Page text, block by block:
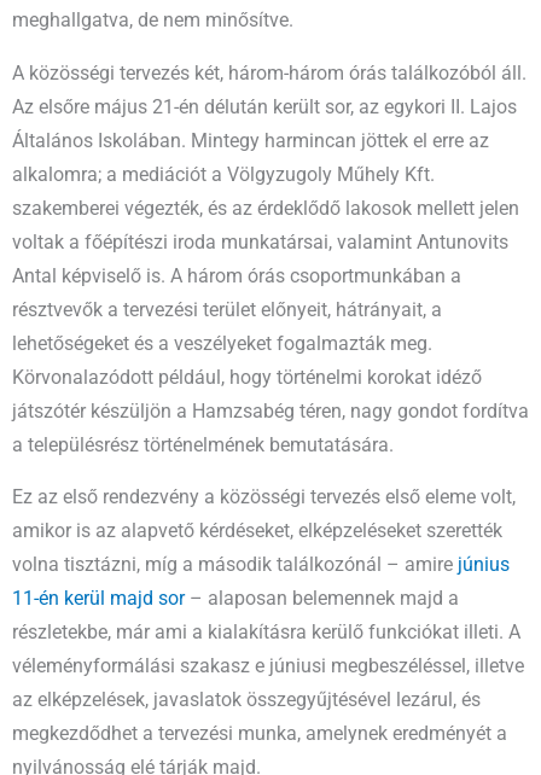
meghallgatva, de nem minősítve.
A közösségi tervezés két, három-három órás találkozóból áll.
Az elsőre május 21-én délután került sor, az egykori II. Lajos
Általános Iskolában. Mintegy harmincan jöttek el erre az
alkalomra; a mediációt a Völgyzugoly Műhely Kft.
szakemberei végezték, és az érdeklődő lakosok mellett jelen
voltak a főépítészi iroda munkatársai, valamint Antunovits
Antal képviselő is. A három órás csoportmunkában a
résztvevők a tervezési terület előnyeit, hátrányait, a
lehetőségeket és a veszélyeket fogalmazták meg.
Körvonalazódott például, hogy történelmi korokat idéző
játszótér készüljön a Hamzsabég téren, nagy gondot fordítva
a településrész történelmének bemutatására.
Ez az első rendezvény a közösségi tervezés első eleme volt,
amikor is az alapvető kérdéseket, elképzeléseket szerették
volna tisztázni, míg a második találkozónál – amire június
11-én kerül majd sor– alaposan belemennek majd a
részletekbe, már ami a kialakításra kerülő funkciókat illeti. A
véleményformálási szakasz e júniusi megbeszéléssel, illetve
az elképzelések, javaslatok összegyűjtésével lezárul, és
megkezdődhet a tervezési munka, amelynek eredményét a
nyilvánosság elé tárják majd.